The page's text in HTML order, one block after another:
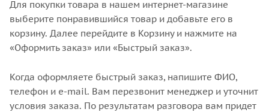
Для покупки товара в нашем интернет-магазине
выберите понравившийся товар и добавьте его в
корзину. Далее перейдите в Корзину и нажмите на
«Оформить заказ» или «Быстрый заказ».
Когда оформляете быстрый заказ, напишите ФИО,
телефон и e-mail. Вам перезвонит менеджер и уточнит
условия заказа. По результатам разговора вам придет